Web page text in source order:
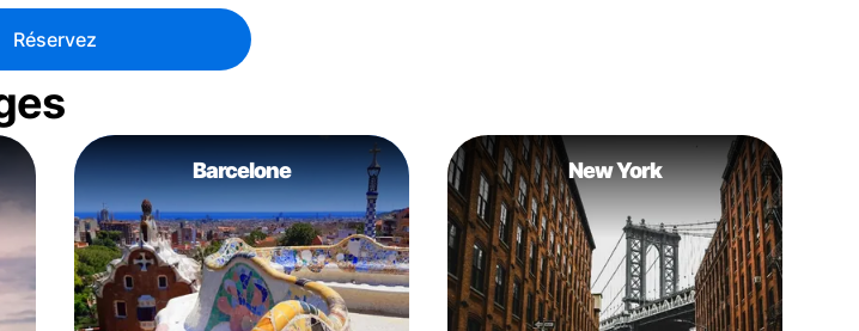
Réservez
Barcelone New York